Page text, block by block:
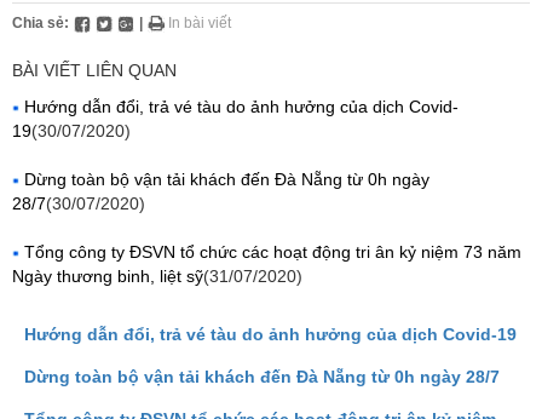
Chia sẻ: In bài viết
BÀI VIẾT LIÊN QUAN
Hướng dẫn đổi, trả vé tàu do ảnh hưởng của dịch Covid-
19(30/07/2020)
Dừng toàn bộ vận tải khách đến Đà Nẵng từ 0h ngày
28/7(30/07/2020)
Tổng công ty ĐSVN tổ chức các hoạt động tri ân kỷ niệm 73 năm
Ngày thương binh, liệt sỹ(31/07/2020)
Hướng dẫn đổi, trả vé tàu do ảnh hưởng của dịch Covid-19
Dừng toàn bộ vận tải khách đến Đà Nẵng từ 0h ngày 28/7